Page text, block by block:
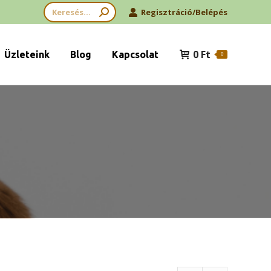
Search: Regisztráció/Belépés
Üzleteink Blog Kapcsolat 0 Ft 0